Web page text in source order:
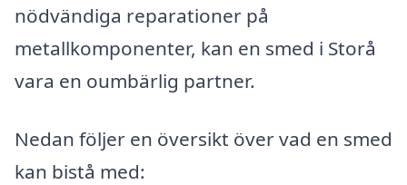
nödvändiga reparationer på
metallkomponenter, kan en smed i Storå
vara en oumbärlig partner.
Nedan följer en översikt över vad en smed
kan bistå med: